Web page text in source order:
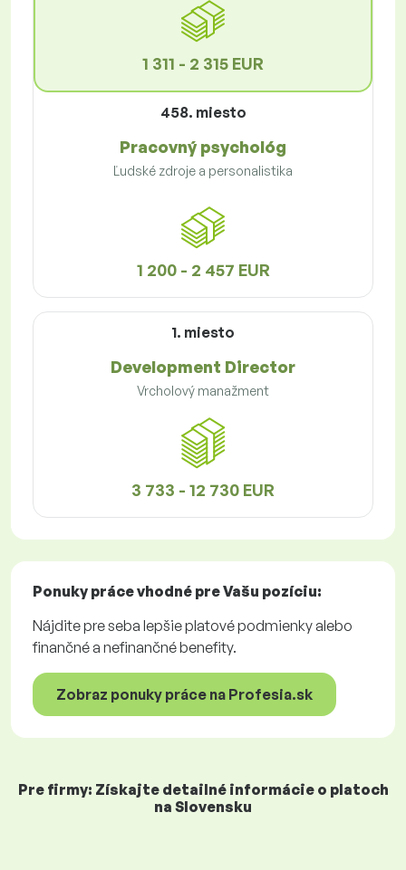
1 311 - 2 315 EUR
458. miesto
Pracovný psychológ
Ľudské zdroje a personalistika
1 200 - 2 457 EUR
1. miesto
Development Director
Vrcholový manažment
3 733 - 12 730 EUR
Ponuky prácevhodné pre Vašu pozíciu:
Nájdite pre seba lepšie platové podmienky alebo
finančné a nefinančné benefity.
Zobraz ponuky práce na Profesia.sk
Pre firmy: Získajte detailné informácie o platoch
na Slovensku